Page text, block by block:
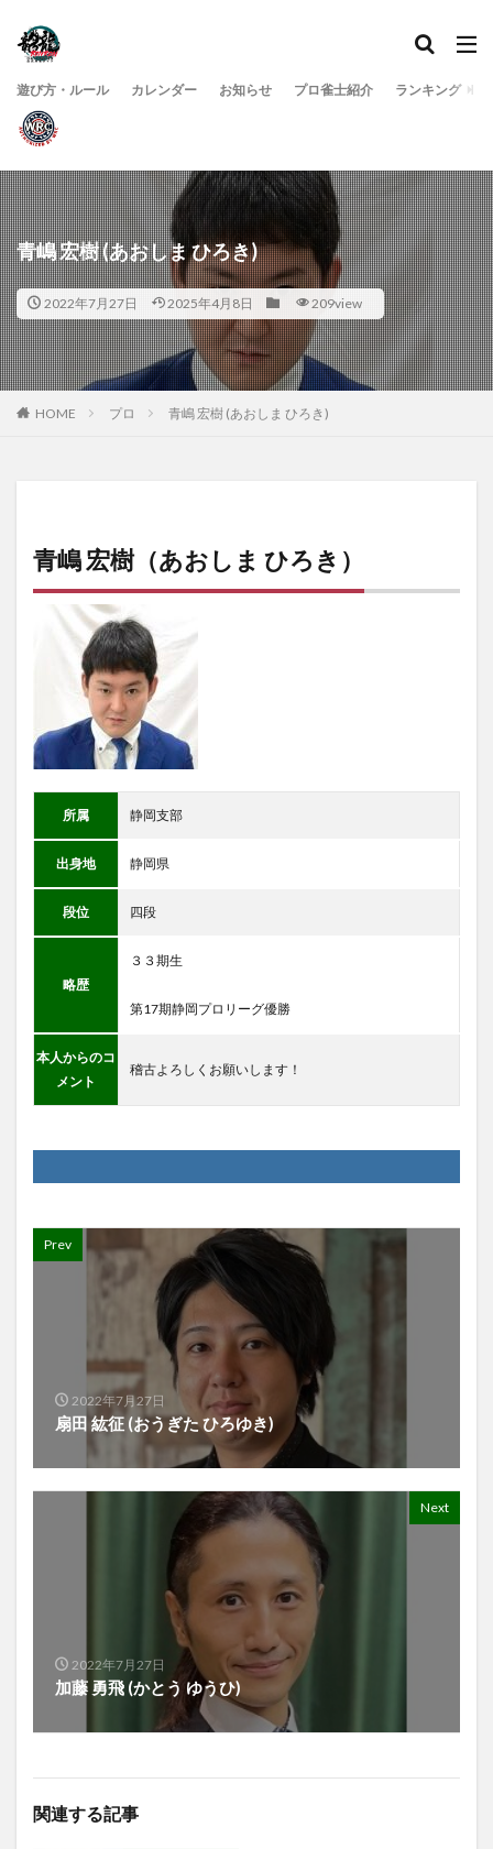
遊び方・ルール カレンダー お知らせ プロ雀士紹介 ランキング
青嶋 宏樹 (あおしま ひろき)
2022年7月27日 2025年4月8日 209view
HOME プロ 青嶋 宏樹 (あおしま ひろき)
青嶋 宏樹（あおしま ひろき）
所属 静岡支部
出身地 静岡県
段位 四段
略歴
３３期生
第17期静岡プロリーグ優勝
本人からのコ
メント
稽古よろしくお願いします！
Prev
2022年7月27日
扇田 紘征 (おうぎた ひろゆき)
Next
2022年7月27日
加藤 勇飛 (かとう ゆうひ)
関連する記事